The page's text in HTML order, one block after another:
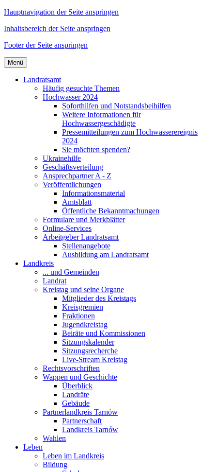
Hauptnavigation der Seite anspringen
Inhaltsbereich der Seite anspringen
Footer der Seite anspringen
Menü
Landratsamt
Häufig gesuchte Themen
Hochwasser 2024
Soforthilfen und Notstandsbeihilfen
Weitere Informationen für
Hochwassergeschädigte
Pressemitteilungen zum Hochwasserereignis
2024
Sie möchten spenden?
Ukrainehilfe
Geschäftsverteilung
Ansprechpartner A - Z
Veröffentlichungen
Informationsmaterial
Amtsblatt
Öffentliche Bekanntmachungen
Formulare und Merkblätter
Online-Services
Arbeitgeber Landratsamt
Stellenangebote
Ausbildung am Landratsamt
Landkreis
... und Gemeinden
Landrat
Kreistag und seine Organe
Mitglieder des Kreistags
Kreisgremien
Fraktionen
Jugendkreistag
Beiräte und Kommissionen
Sitzungskalender
Sitzungsrecherche
Live-Stream Kreistag
Rechtsvorschriften
Wappen und Geschichte
Überblick
Landräte
Gebäude
Partnerlandkreis Tarnów
Partnerschaft
Landkreis Tarnów
Wahlen
Leben
Leben im Landkreis
Bildung